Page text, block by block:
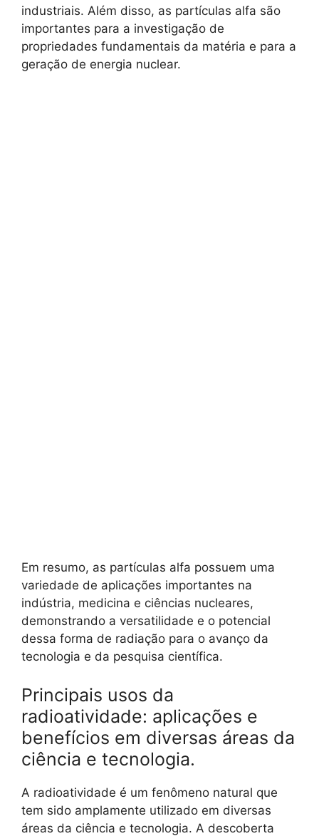
industriais. Além disso, as partículas alfa são
importantes para a investigação de
propriedades fundamentais da matéria e para a
geração de energia nuclear.
Em resumo, as partículas alfa possuem uma
variedade de aplicações importantes na
indústria, medicina e ciências nucleares,
demonstrando a versatilidade e o potencial
dessa forma de radiação para o avanço da
tecnologia e da pesquisa científica.
Principais usos da
radioatividade: aplicações e
benefícios em diversas áreas da
ciência e tecnologia.
A radioatividade é um fenômeno natural que
tem sido amplamente utilizado em diversas
áreas da ciência e tecnologia. A descoberta